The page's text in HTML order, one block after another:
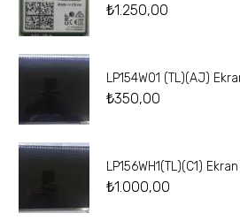
₺1.250,00
LP154W01 (TL)(AJ)
₺350,00
LP156WH1(TL)(C1)
₺1.000,00